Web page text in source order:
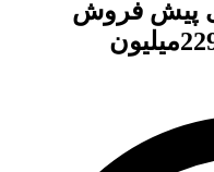
پیش فروش